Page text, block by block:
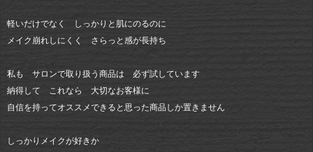
軽いだけでなく しっかりと肌にのるのに
メイク崩れしにくく さらっと感が長持ち
私も サロンで取り扱う商品は 必ず試しています
納得して これなら 大切なお客様に
自信を持ってオススメできると思った商品しか置きません
しっかりメイクが好きか